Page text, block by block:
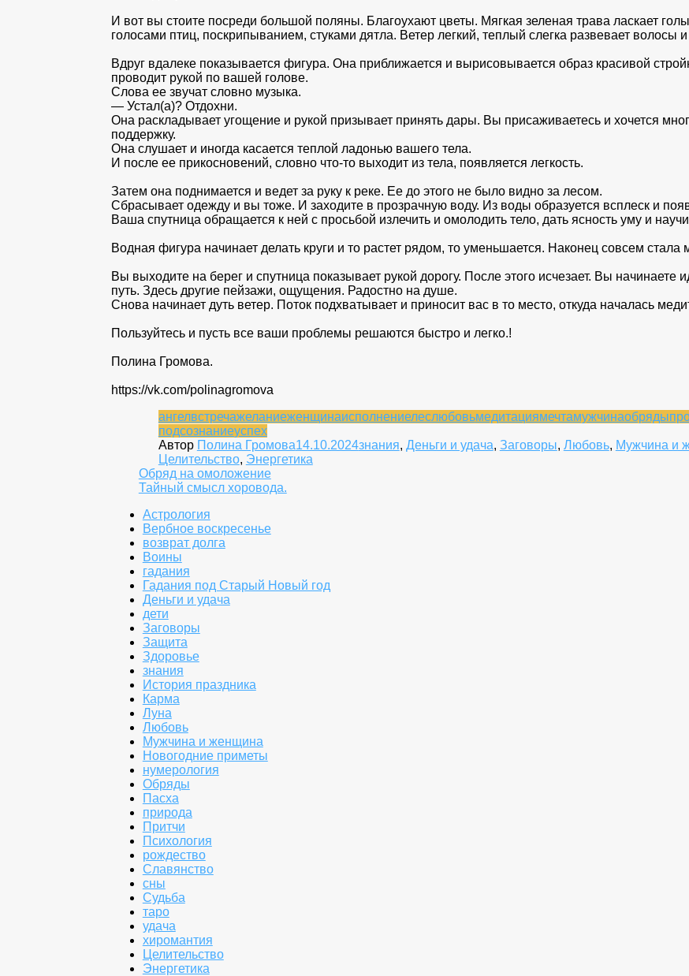
И вот вы стоите посреди большой поляны. Благоухают цветы. Мягкая зеленая трава ласкает
голосами птиц, поскрипыванием, стуками дятла. Ветер легкий, теплый слегка развевает волосы
Вдруг вдалеке показывается фигура. Она приближается и вырисовывается образ красивой
проводит рукой по вашей голове.
Слова ее звучат словно музыка.
— Устал(а)? Отдохни.
Она раскладывает угощение и рукой призывает принять дары. Вы присаживаетесь и хочется
поддержку.
Она слушает и иногда касается теплой ладонью вашего тела.
И после ее прикосновений, словно что-то выходит из тела, появляется легкость.
Затем она поднимается и ведет за руку к реке. Ее до этого не было видно за лесом.
Сбрасывает одежду и вы тоже. И заходите в прозрачную воду. Из воды образуется всплеск и
Ваша спутница обращается к ней с просьбой излечить и омолодить тело, дать ясность уму и
Водная фигура начинает делать круги и то растет рядом, то уменьшается. Наконец совсем стала
Вы выходите на берег и спутница показывает рукой дорогу. После этого исчезает. Вы начинаете
путь. Здесь другие пейзажи, ощущения. Радостно на душе.
Снова начинает дуть ветер. Поток подхватывает и приносит вас в то место, откуда началась
Пользуйтесь и пусть все ваши проблемы решаются быстро и легко.!
Полина Громова.
https://vk.com/polinagromova
ангелвстречажеланиеженщинаисполнениелеслюбовьмедитациямечтамужчинаобряды
подсознаниеуспех
Автор Полина Громова14.10.2024знания, Деньги и удача, Заговоры, Любовь, Мужчина и
Целительство, Энергетика
Навигация
по
записям
Обряд на омоложение
Тайный смысл хоровода.
Астрология
Вербное воскресенье
возврат долга
Воины
гадания
Гадания под Старый Новый год
Деньги и удача
дети
Заговоры
Защита
Здоровье
знания
История праздника
Карма
Луна
Любовь
Мужчина и женщина
Новогодние приметы
нумерология
Обряды
Пасха
природа
Притчи
Психология
рождество
Славянство
сны
Судьба
таро
удача
хиромантия
Целительство
Энергетика